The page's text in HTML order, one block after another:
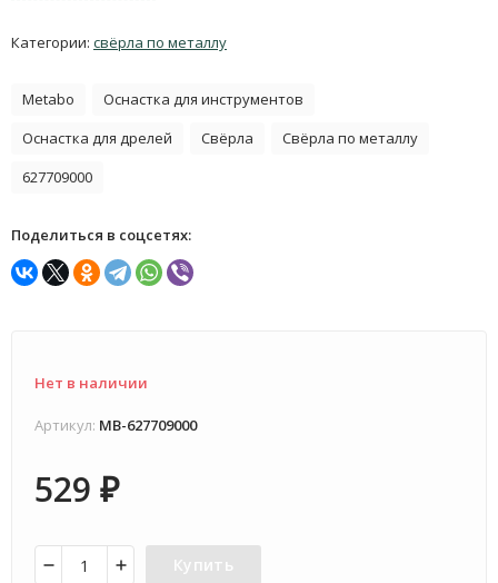
Категории: свёрла по металлу
Metabo
Оснастка для инструментов
Оснастка для дрелей
Свёрла
Свёрла по металлу
627709000
Поделиться в соцсетях:
Нет в наличии
Артикул: MB-627709000
529 ₽
Купить